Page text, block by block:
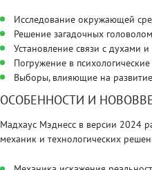
Исследование окружающей
Решение загадочных
Установление связи с духами
Погружение в
Выборы, влияющие на
ОСОБЕННОСТИ И
Мадхаус Мэднесс в версии 2024
механик и технологических